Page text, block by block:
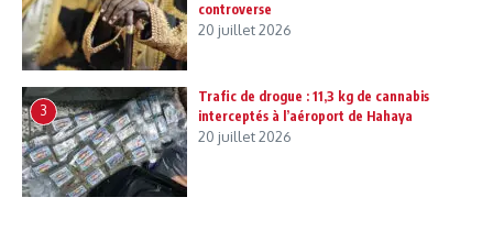
controverse
20 juillet 2026
3
Trafic de drogue : 11,3 kg de cannabis
interceptés à l’aéroport de Hahaya
20 juillet 2026